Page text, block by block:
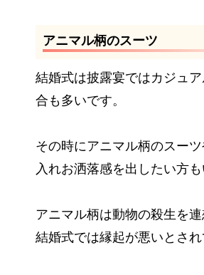
アニマル柄のスーツ
結婚式は披露宴ではカジュ
合も多いです。
その時にアニマル柄のスー
入れお洒落感を出したい方も
アニマル柄は動物の殺生を
結婚式では縁起が悪いとされ